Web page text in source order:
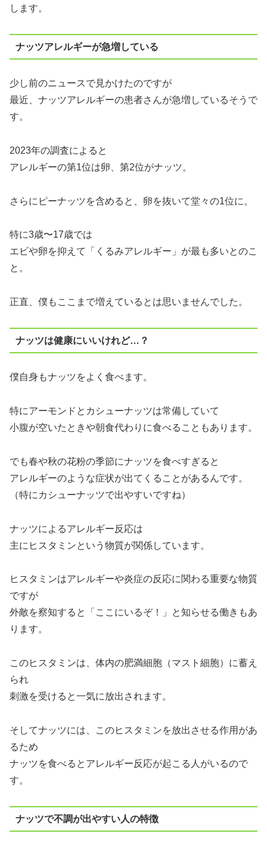
します。
ナッツアレルギーが急増している
少し前のニュースで見かけたのですが
最近、ナッツアレルギーの患者さんが急増しているそうで
す。
2023年の調査によると
アレルギーの第1位は卵、第2位がナッツ。
さらにピーナッツを含めると、卵を抜いて堂々の1位に。
特に3歳〜17歳では
エビや卵を抑えて「くるみアレルギー」が最も多いとのこ
と。
正直、僕もここまで増えているとは思いませんでした。
ナッツは健康にいいけれど…？
僕自身もナッツをよく食べます。
特にアーモンドとカシューナッツは常備していて
小腹が空いたときや朝食代わりに食べることもあります。
でも春や秋の花粉の季節にナッツを食べすぎると
アレルギーのような症状が出てくることがあるんです。
（特にカシューナッツで出やすいですね）
ナッツによるアレルギー反応は
主にヒスタミンという物質が関係しています。
ヒスタミンはアレルギーや炎症の反応に関わる重要な物質
ですが
外敵を察知すると「ここにいるぞ！」と知らせる働きもあ
ります。
このヒスタミンは、体内の肥満細胞（マスト細胞）に蓄え
られ
刺激を受けると一気に放出されます。
そしてナッツには、このヒスタミンを放出させる作用があ
るため
ナッツを食べるとアレルギー反応が起こる人がいるので
す。
ナッツで不調が出やすい人の特徴